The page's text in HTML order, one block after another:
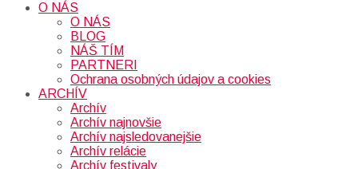
O NÁS
O NÁS
BLOG
NÁŠ TÍM
PARTNERI
Ochrana osobných údajov a cookies
ARCHÍV
Archív
Archív najnovšie
Archív najsledovanejšie
Archív relácie
Archív festivaly